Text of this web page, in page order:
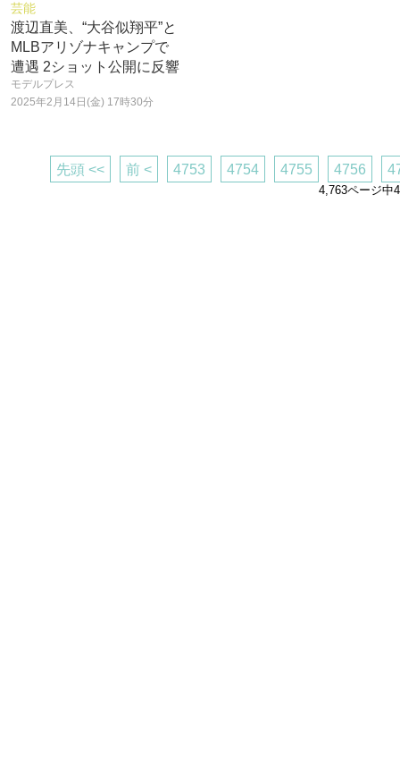
芸能
渡辺直美、“大谷似翔平”と
MLBアリゾナキャンプで
遭遇 2ショット公開に反響
モデルプレス
2025年2月14日(金) 17時30分
先頭 << 前 < 4753 4754 4755 4756
4,763ページ中